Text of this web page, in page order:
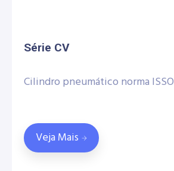
Série CV
Cilindro pneumático norma ISSO
Veja Mais